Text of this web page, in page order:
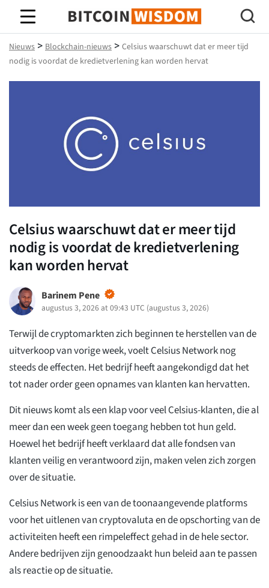
Bitcoin-wijsheid
Nieuws > Blockchain-nieuws > Celsius waarschuwt dat er meer tijd
nodig is voordat de kredietverlening kan worden hervat
Celsius waarschuwt dat er meer tijd
nodig is voordat de kredietverlening
kan worden hervat
Barinem Pene
augustus 3, 2026 at 09:43 UTC (augustus 3, 2026)
Terwijl de cryptomarkten zich beginnen te herstellen van de
uitverkoop van vorige week, voelt Celsius Network nog
steeds de effecten. Het bedrijf heeft aangekondigd dat het
tot nader order geen opnames van klanten kan hervatten.
Dit nieuws komt als een klap voor veel Celsius-klanten, die al
meer dan een week geen toegang hebben tot hun geld.
Hoewel het bedrijf heeft verklaard dat alle fondsen van
klanten veilig en verantwoord zijn, maken velen zich zorgen
over de situatie.
Celsius Network is een van de toonaangevende platforms
voor het uitlenen van cryptovaluta en de opschorting van de
activiteiten heeft een rimpeleffect gehad in de hele sector.
Andere bedrijven zijn genoodzaakt hun beleid aan te passen
als reactie op de situatie.